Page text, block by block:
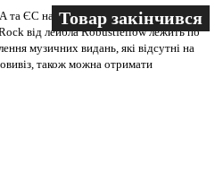
та ЄС на всіх носіях. В магазині
Rock від лейбла Robustfellow лежить по
музичних видань, які відсутні на
також можна отримати
Товар закінчився
Товар закінчився
Товар закінчився